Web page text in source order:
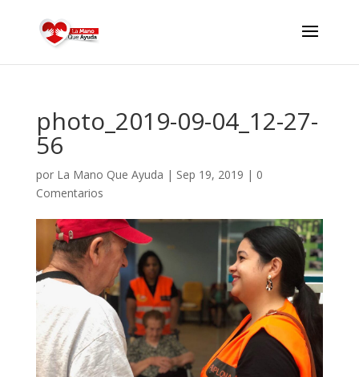
photo_2019-09-04_12-27-
56
por La Mano Que Ayuda | Sep 19, 2019 | 0
Comentarios